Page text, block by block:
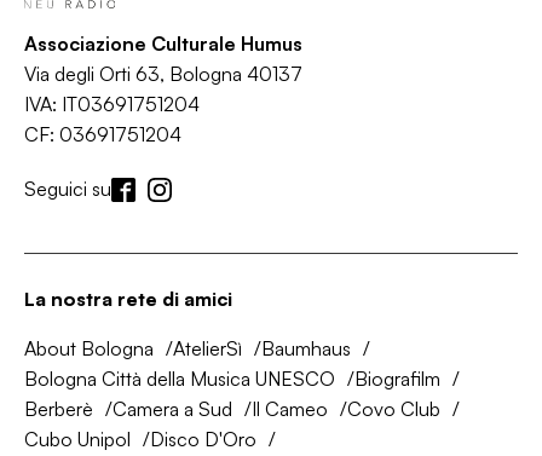
Associazione Culturale Humus
Via degli Orti 63, Bologna 40137
IVA: IT03691751204
CF: 03691751204
Seguici su
La nostra rete di amici
About Bologna AtelierSì
Baumhaus
Bologna Città della Musica UNESCO
Biografilm
Berberè
Camera a Sud Il Cameo
Covo Club
Cubo Unipol
Disco D'Oro